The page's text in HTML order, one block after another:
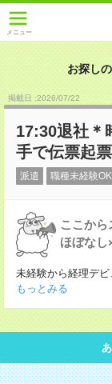
メニュー
お探し
掲載日 :2026/07/22
17:30退社＊
手で伝票起
派遣 職種未経験OK
ここか
ほぼなし
未経験から経理デ
もっとみる